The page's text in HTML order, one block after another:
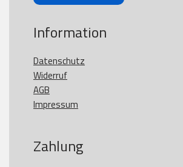
Information
Datenschutz
Widerruf
AGB
Impressum
Zahlung